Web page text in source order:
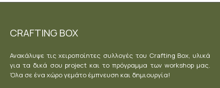
CRAFTING BOX
Ανακάλυψε τις χειροποίητες συλλογές του Crafting Box, υλικά
για τα δικά σου project και το πρόγραμμα των workshop μας.
Όλα σε ένα χώρο γεμάτο έμπνευση και δημιουργία!